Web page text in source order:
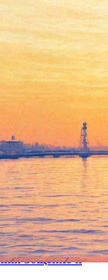
сборник «Детонация»
«Пикник
и Шута» в
Зощенко и